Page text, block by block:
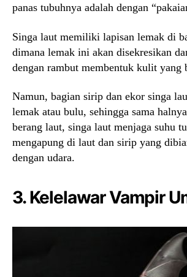
panas tubuhnya adalah dengan
Singa laut memiliki lapisan lemak di
dimana lemak ini akan disekresikan
dengan rambut membentuk kulit yang
Namun, bagian sirip dan ekor singa
lemak atau bulu, sehingga sama
berang laut, singa laut menjaga suhu
mengapung di laut dan sirip yang
dengan udara.
3. Kelelawar Vampir